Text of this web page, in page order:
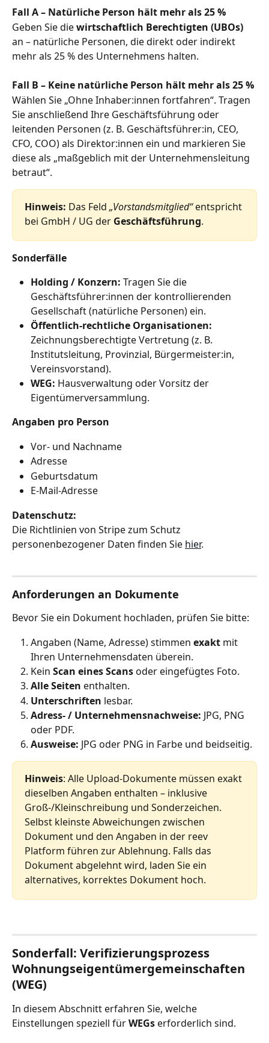
Fall A – Natürliche Person hält mehr als 25 %
Geben Sie die wirtschaftlich Berechtigten (UBOs)
an – natürliche Personen, die direkt oder indirekt
mehr als 25 % des Unternehmens halten.
Fall B – Keine natürliche Person hält mehr als 25 %
Wählen Sie „Ohne Inhaber:innen fortfahren“. Tragen
Sie anschließend Ihre Geschäftsführung oder
leitenden Personen (z. B. Geschäftsführer:in, CEO,
CFO, COO) als Direktor:innen ein und markieren Sie
diese als „maßgeblich mit der Unternehmensleitung
betraut“.
Hinweis: Das Feld „Vorstandsmitglied“ entspricht
bei GmbH / UG der Geschäftsführung.
Sonderfälle
Holding / Konzern: Tragen Sie die
Geschäftsführer:innen der kontrollierenden
Gesellschaft (natürliche Personen) ein.
Öffentlich‑rechtliche Organisationen:
Zeichnungsberechtigte Vertretung (z. B.
Institutsleitung, Provinzial, Bürgermeister:in,
Vereinsvorstand).
WEG: Hausverwaltung oder Vorsitz der
Eigentümerversammlung.
Angaben pro Person
Vor‑ und Nachname
Adresse
Geburtsdatum
E‑Mail‑Adresse
Datenschutz:
Die Richtlinien von Stripe zum Schutz
personenbezogener Daten finden Sie hier.
Anforderungen an Dokumente
Bevor Sie ein Dokument hochladen, prüfen Sie bitte:
Angaben (Name, Adresse) stimmen exakt mit
Ihren Unternehmensdaten überein.
Kein Scan eines Scans oder eingefügtes Foto.
Alle Seiten enthalten.
Unterschriften lesbar.
Adress‑ / Unternehmensnachweise: JPG, PNG
oder PDF.
Ausweise: JPG oder PNG in Farbe und beidseitig.
Hinweis: Alle Upload‑Dokumente müssen exakt
dieselben Angaben enthalten – inklusive
Groß‑/Kleinschreibung und Sonderzeichen.
Selbst kleinste Abweichungen zwischen
Dokument und den Angaben in der reev
Platform führen zur Ablehnung. Falls das
Dokument abgelehnt wird, laden Sie ein
alternatives, korrektes Dokument hoch.
Sonderfall: Verifizierungsprozess
Wohnungseigentümergemeinschaften
(WEG)
In diesem Abschnitt erfahren Sie, welche
Einstellungen speziell für WEGs erforderlich sind.